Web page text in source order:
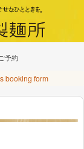
予約
booking form